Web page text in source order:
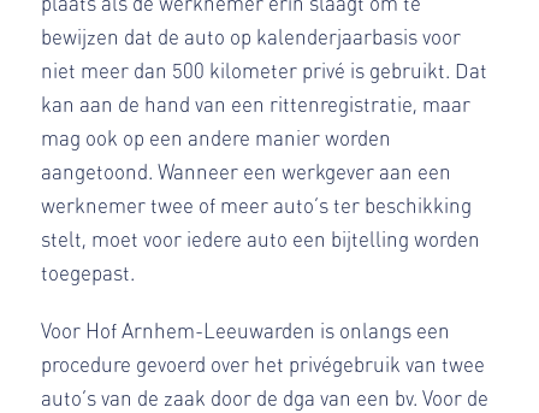
bewijzen dat de auto op kalenderjaarbasis voor
niet meer dan 500 kilometer privé is gebruikt. Dat
kan aan de hand van een rittenregistratie, maar
mag ook op een andere manier worden
aangetoond. Wanneer een werkgever aan een
werknemer twee of meer auto’s ter beschikking
stelt, moet voor iedere auto een bijtelling worden
toegepast.
Voor Hof Arnhem-Leeuwarden is onlangs een
procedure gevoerd over het privégebruik van twee
auto’s van de zaak door de dga van een bv. Voor de